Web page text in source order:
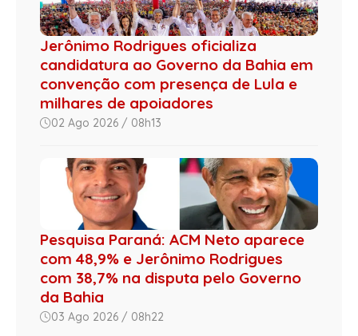
Jerônimo Rodrigues oficializa
candidatura ao Governo da Bahia em
convenção com presença de Lula e
milhares de apoiadores
02 Ago 2026 / 08h13
Pesquisa Paraná: ACM Neto aparece
com 48,9% e Jerônimo Rodrigues
com 38,7% na disputa pelo Governo
da Bahia
03 Ago 2026 / 08h22